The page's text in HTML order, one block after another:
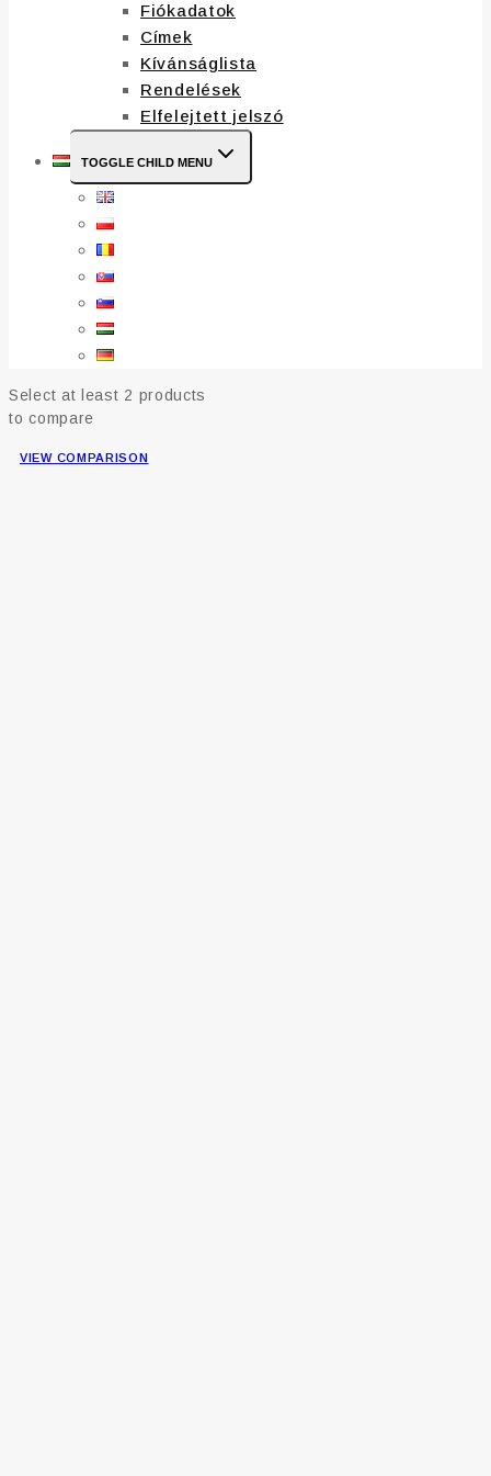
Fiókadatok
Címek
Kívánságlista
Rendelések
Elfelejtett jelszó
TOGGLE CHILD MENU
Select at least 2 products
to compare
VIEW COMPARISON